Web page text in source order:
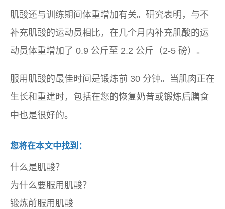
肌酸还与训练期间体重增加有关。研究表明，与不
补充肌酸的运动员相比，在几个月内补充肌酸的运
动员体重增加了 0.9 公斤至 2.2 公斤（2-5 磅）。
服用肌酸的最佳时间是锻炼前 30 分钟。当肌肉正在
生长和重建时，包括在您的恢复奶昔或锻炼后膳食
中也是很好的。
您将在本文中找到：
什么是肌酸？
为什么要服用肌酸？
锻炼前服用肌酸